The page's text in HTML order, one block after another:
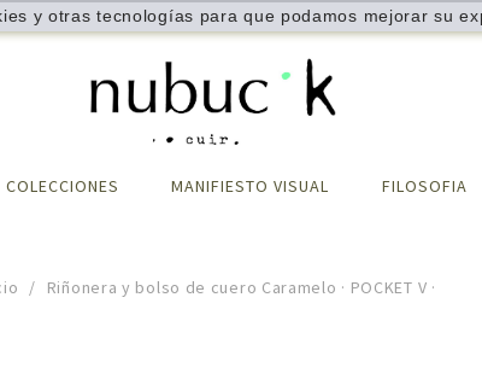
COLECCIONES MANIFIESTO VISUAL FILOSOFIA
Riñonera y bolso de cuero Caramelo · POCKET V ·
y otras tecnologías para que podamos mejorar su